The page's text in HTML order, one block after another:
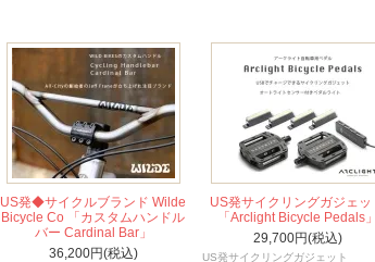
US発◆サイクルブランド Wilde
Bicycle Co 「カスタムハンドル
バー Cardinal Bar」
36,200円(税込)
US発サイクリングガジェッ
「Arclight Bicycle Pedals」
29,700円(税込)
US発サイクリングガジェット